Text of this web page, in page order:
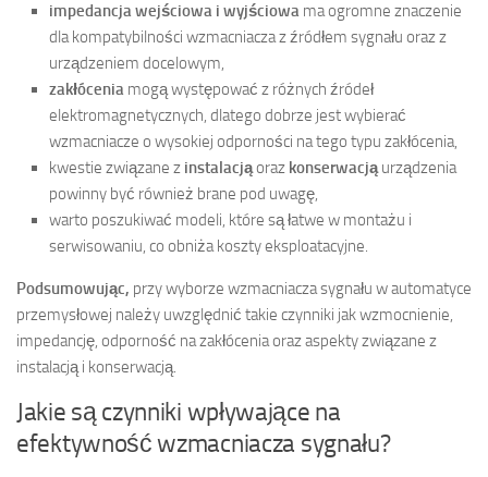
impedancja wejściowa i wyjściowa ma ogromne znaczenie
dla kompatybilności wzmacniacza z źródłem sygnału oraz z
urządzeniem docelowym,
zakłócenia mogą występować z różnych źródeł
elektromagnetycznych, dlatego dobrze jest wybierać
wzmacniacze o wysokiej odporności na tego typu zakłócenia,
kwestie związane z instalacjąoraz konserwacjąurządzenia
powinny być również brane pod uwagę,
warto poszukiwać modeli, które są łatwe w montażu i
serwisowaniu, co obniża koszty eksploatacyjne.
Podsumowując, przy wyborze wzmacniacza sygnału w automatyce
przemysłowej należy uwzględnić takie czynniki jak wzmocnienie,
impedancję, odporność na zakłócenia oraz aspekty związane z
instalacją i konserwacją.
Jakie są czynniki wpływające na
efektywność wzmacniacza sygnału?